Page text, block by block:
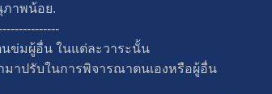
พน้อย.
ผู้อื่น ในแต่ละวาระนั้น
มาปรับในการพิจารณาตนเองหรือผู้อื่น